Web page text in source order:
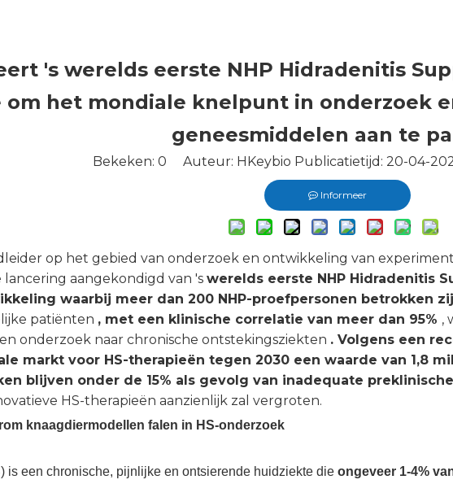
's werelds eerste NHP Hidradenitis
om het mondiale knelpunt in onderzoek
geneesmiddelen aan te
Bekeken: 0 Auteur: HKeybio Publicatietijd: 20-04-
Informeer
op het gebied van onderzoek en ontwikkeling van
aangekondigd van 's werelds eerste NHP Hidradenitis
waarbij meer dan 200 NHP-proefpersonen betrokken
patiënten , met een klinische correlatie van meer dan 95% ,
onderzoek naar chronische ontstekingsziekten . Volgens een
markt voor HS-therapieën tegen 2030 een waarde van 1,8
blijven onder de 15% als gevolg van inadequate
HS-therapieën aanzienlijk zal vergroten.
knaagdiermodellen falen in HS-onderzoek
is een chronische, pijnlijke en ontsierende huidziekte die ongeveer 1-4%